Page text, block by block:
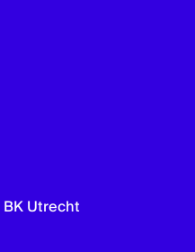
BK Utrecht